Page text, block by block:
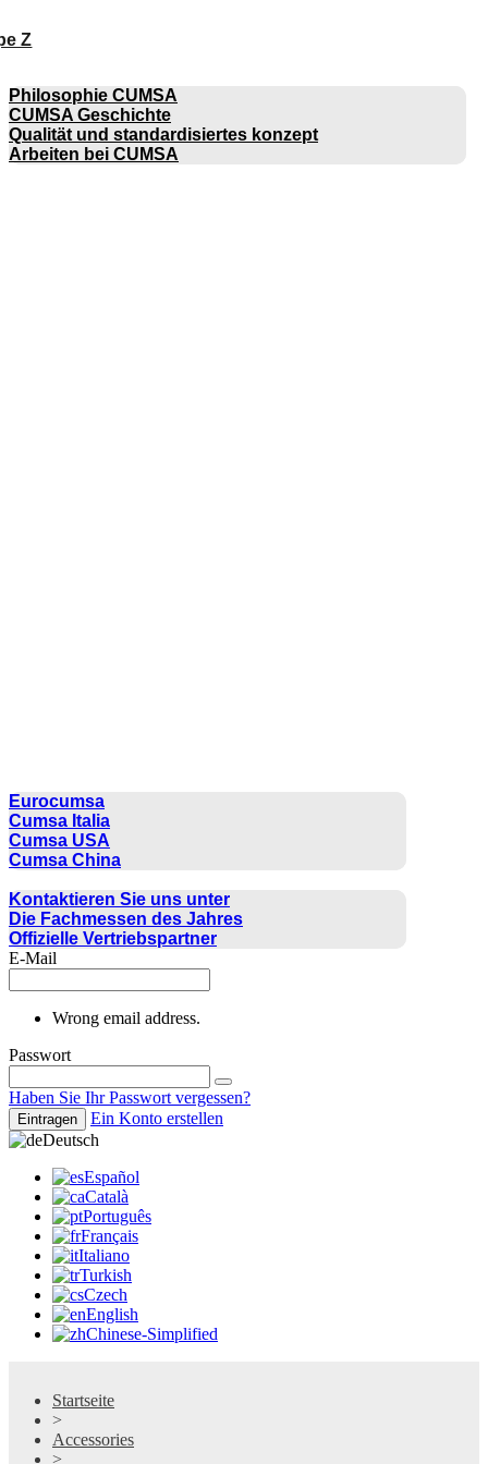
Z
Philosophie CUMSA
CUMSA Geschichte
Qualität und standardisiertes konzept
Arbeiten bei CUMSA
Eurocumsa
Cumsa Italia
Cumsa USA
Cumsa China
Kontaktieren Sie uns unter
Die Fachmessen des Jahres
Offizielle Vertriebspartner
E-Mail
Wrong email address.
Passwort
Haben Sie Ihr Passwort vergessen?
Eintragen
Ein Konto erstellen
Deutsch
Español
Català
Português
Français
Italiano
Turkish
Czech
English
Chinese-Simplified
Startseite
>
Accessories
>